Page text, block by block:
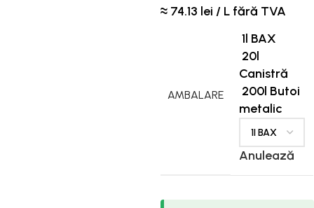
≈ 74.13 lei / L fără TVA
AMBALARE
1l BAX
20l
Canistră
200l Butoi
metalic
Anulează